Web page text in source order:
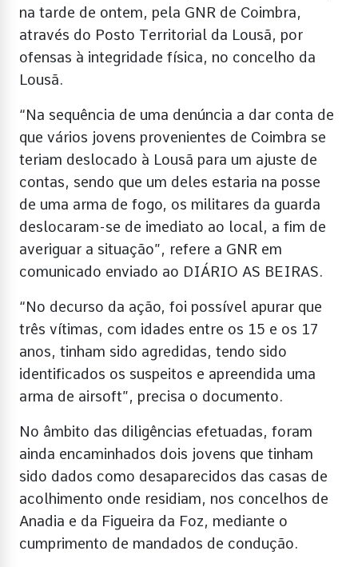
na tarde de ontem, pela GNR de Coimbra,
através do Posto Territorial da Lousã, por
ofensas à integridade física, no concelho da
Lousã.
“Na sequência de uma denúncia a dar conta de
que vários jovens provenientes de Coimbra se
teriam deslocado à Lousã para um ajuste de
contas, sendo que um deles estaria na posse
de uma arma de fogo, os militares da guarda
deslocaram-se de imediato ao local, a fim de
averiguar a situação”, refere a GNR em
comunicado enviado ao DIÁRIO AS BEIRAS.
“No decurso da ação, foi possível apurar que
três vítimas, com idades entre os 15 e os 17
anos, tinham sido agredidas, tendo sido
identificados os suspeitos e apreendida uma
arma de airsoft”, precisa o documento.
No âmbito das diligências efetuadas, foram
ainda encaminhados dois jovens que tinham
sido dados como desaparecidos das casas de
acolhimento onde residiam, nos concelhos de
Anadia e da Figueira da Foz, mediante o
cumprimento de mandados de condução.